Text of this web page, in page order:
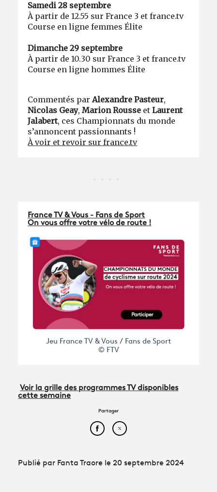
Samedi 28 septembre
À partir de 12.55 sur France 3 et france.tv
Course en ligne femmes Élite
Dimanche 29 septembre
À partir de 10.30 sur France 3 et france.tv
Course en ligne hommes Élite
Commentés parAlexandre Pasteur,
Nicolas Geay,Marion Rousse etLaurent
Jalabert, ces Championnats du monde
s’annoncent passionnants !
À voir et revoir sur france.tv
France TV & Vous - Fans de Sport
On vous offre votre vélo de route !
Jeu France TV & Vous / Fans de Sport
© FTV
Voir la grille des programmes TV disponibles
cette semaine
Partager
Partager cet article sur
Partager cet article sur
Publié par Fanta Traore le 20 septembre 2024